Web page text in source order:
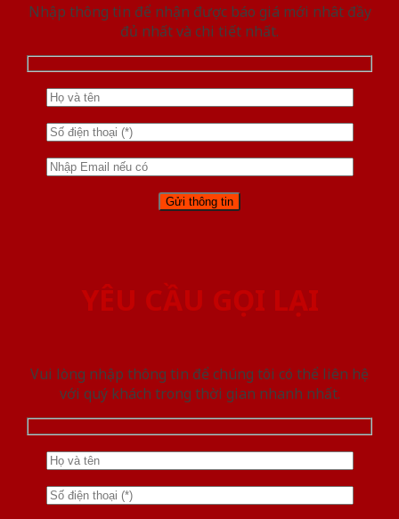
Nhập thông tin để nhận được báo giá mới nhât đầy
đủ nhất và chi tiết nhất.
YÊU CẦU GỌI LẠI
Vui lòng nhập thông tin để chúng tôi có thể liên hệ
với quý khách trong thời gian nhanh nhất.